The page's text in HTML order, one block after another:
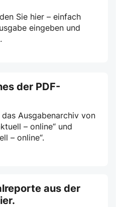
Sie hier – einfach
eingeben und
der PDF-
Ausgabenarchiv von
– online“ und
– online“.
aus der